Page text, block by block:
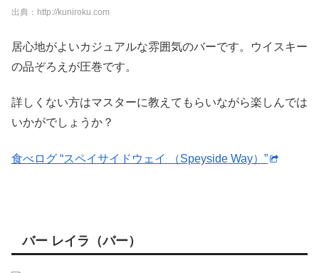
出典：http://kuniroku.com
居心地がよいカジュアルな雰囲気のバーです。ウイスキー
の品ぞろえが圧巻です。
詳しくない方はマスターに教えてもらいながら楽しんでは
いかがでしょうか？
食べログ “スペイサイドウェイ （Speyside Way）”
バー レイラ（バー）